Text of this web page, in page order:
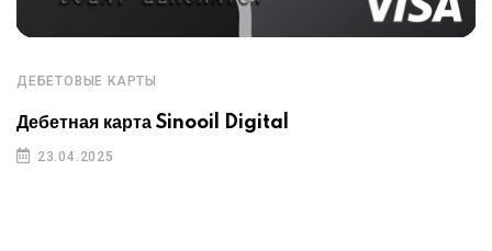
ДЕБЕТОВЫЕ КАРТЫ
Дебетная карта Sinooil Digital
23.04.2025